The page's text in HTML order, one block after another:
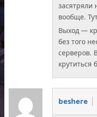
засятряли
вообще.
Выход —
без того
серверов.
крутиться
beshere